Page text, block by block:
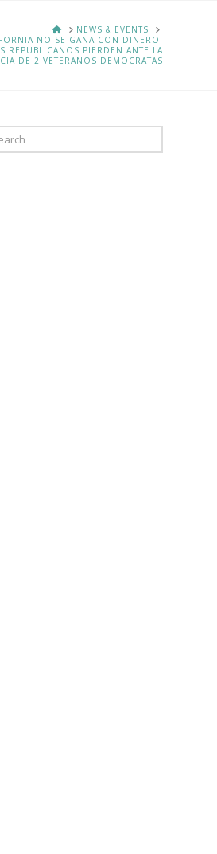
HOMENEWS & EVENTS
NO SE GANA CON DINERO.
REPUBLICANOS PIERDEN ANTE LA
DE 2 VETERANOS DEMOCRATAS